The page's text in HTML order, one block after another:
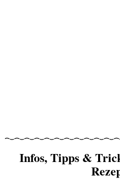
Infos, Tipps &